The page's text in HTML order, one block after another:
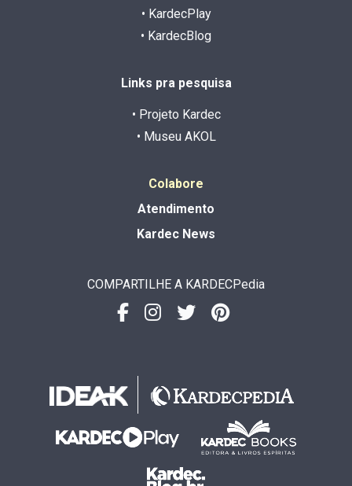
• KardecPlay
• KardecBlog
Links pra pesquisa
• Projeto Kardec
• Museu AKOL
Colabore
Atendimento
Kardec News
COMPARTILHE A KARDECPedia